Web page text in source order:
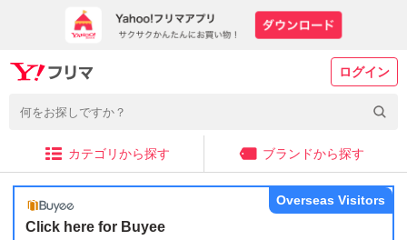
ログイン
カテゴリから探す ブランドから探す
Click here for Buyee
Overseas Visitors